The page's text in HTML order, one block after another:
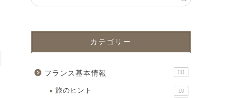
カテゴリー
フランス基本情報 111
旅のヒント 10